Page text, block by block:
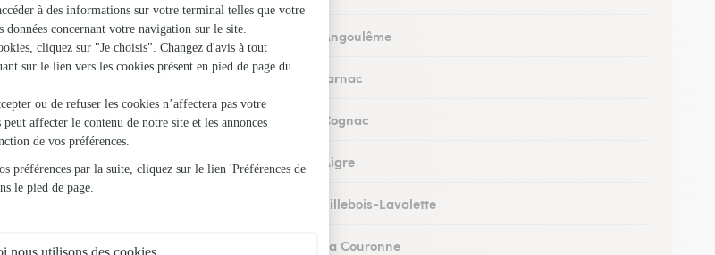
Fleuristes à Angoulême
Fleuristes à Jarnac
Fleuristes à Cognac
Fleuristes à Aigre
Fleuristes à Villebois-Lavalette
Fleuristes à La Couronne